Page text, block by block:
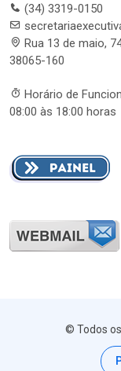
(34) 3319-0150
Rua 13 de maio,
38065-160
Horário de
08:00 às 18:00 horas
© Todos